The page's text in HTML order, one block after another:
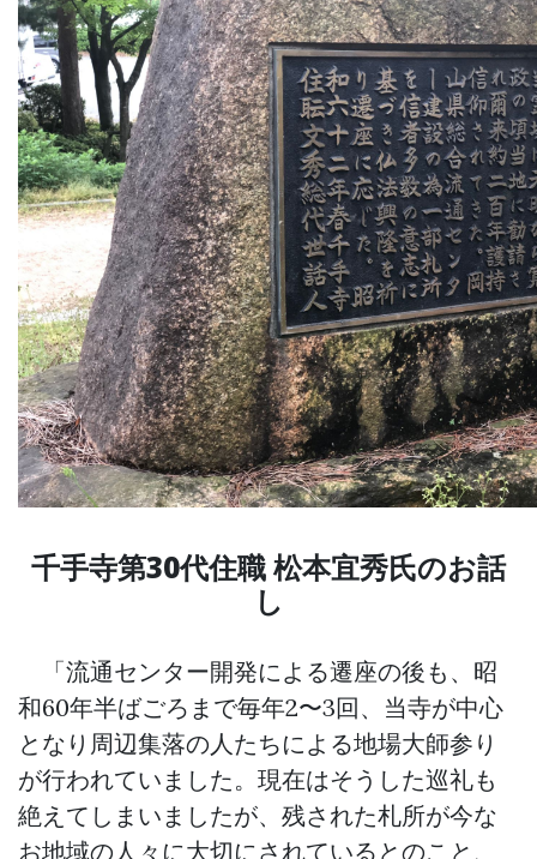
千手寺第30代住職 松本宜秀氏のお話
し
「流通センター開発による遷座の後も、昭
和60年半ばごろまで毎年2〜3回、当寺が中心
となり周辺集落の人たちによる地場大師参り
が行われていました。現在はそうした巡礼も
絶えてしまいましたが、残された札所が今な
お地域の人々に大切にされているとのこと、